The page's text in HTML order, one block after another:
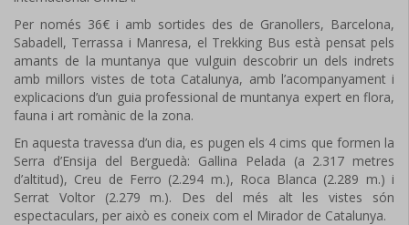
Per només 36€ i amb sortides des de Granollers, Barcelona,
Sabadell, Terrassa i Manresa, el Trekking Bus està pensat pels
amants de la muntanya que vulguin descobrir un dels indrets
amb millors vistes de tota Catalunya, amb l’acompanyament i
explicacions d’un guia professional de muntanya expert en flora,
fauna i art romànic de la zona.
En aquesta travessa d’un dia, es pugen els 4 cims que formen la
Serra d’Ensija del Berguedà: Gallina Pelada (a 2.317 metres
d’altitud), Creu de Ferro (2.294 m.), Roca Blanca (2.289 m.) i
Serrat Voltor (2.279 m.). Des del més alt les vistes són
espectaculars, per això es coneix com el Mirador de Catalunya.